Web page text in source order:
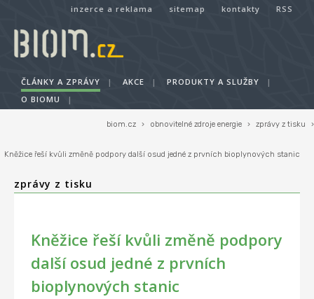
inzerce a reklama sitemap kontakty RSS
ČLÁNKY A ZPRÁVY | AKCE | PRODUKTY A SLUŽBY
|
O BIOMU
|
biom.cz › obnovitelné zdroje energie › zprávy z tisku ›
Kněžice řeší kvůli změně podpory další osud jedné z prvních bioplynových stanic
zprávy z tisku
Kněžice řeší kvůli změně podpory
další osud jedné z prvních
bioplynových stanic